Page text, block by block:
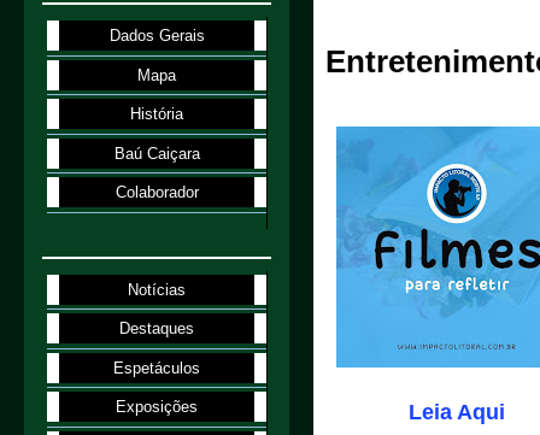
Leia Aqui
Dados Gerais
Mapa
História
Baú Caiçara
Colaborador
Notícias
Destaques
Espetáculos
Exposições